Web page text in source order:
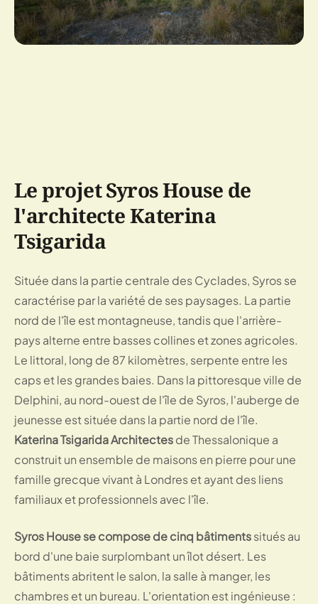
Le projet Syros House de
l'architecte Katerina
Tsigarida
Située dans la partie centrale des Cyclades, Syros se
caractérise par la variété de ses paysages. La partie
nord de l'île est montagneuse, tandis que l'arrière-
pays alterne entre basses collines et zones agricoles.
Le littoral, long de 87 kilomètres, serpente entre les
caps et les grandes baies. Dans la pittoresque ville de
Delphini, au nord-ouest de l'île de Syros, l'auberge de
jeunesse est située dans la partie nord de l'île.
Katerina Tsigarida Architectesde Thessalonique a
construit un ensemble de maisons en pierre pour une
famille grecque vivant à Londres et ayant des liens
familiaux et professionnels avec l'île.
Syros House se compose de cinq bâtimentssitués au
bord d'une baie surplombant un îlot désert. Les
bâtiments abritent le salon, la salle à manger, les
chambres et un bureau. L'orientation est ingénieuse :